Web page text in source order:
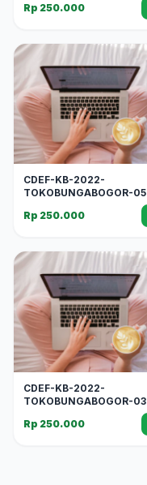
Rp 250.000
CDEF-KB-2022-
TOKOBUNGABOGOR-05
Rp 250.000
CDEF-KB-2022-
TOKOBUNGABOGOR-03
Rp 250.000